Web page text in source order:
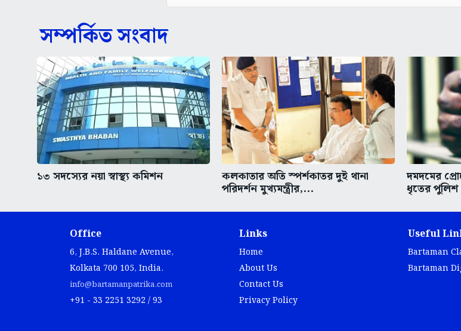
সম্পর্কিত সংবাদ
১৩ সদস্যের নয়া স্বাস্থ্য কমিশন কলকাতার অতি স্পর্শকাতর দুই থানা
পরিদর্শন মুখ্যমন্ত্রীর,...
দমদমের
ধৃতের
Office
6, J.B.S. Haldane Avenue,
Kolkata 700 105, India.
info@bartamanpatrika.com
+91 - 33 2251 3292 / 93
Links
Home
About Us
Contact Us
Privacy Policy
Useful
Bartaman
Bartaman